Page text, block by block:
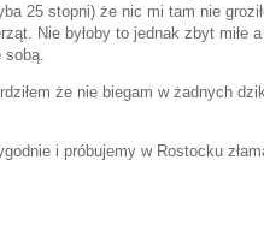
25 stopni) że nic mi tam nie
Nie byłoby to jednak zbyt miłe
sobą.
że nie biegam w żadnych
i próbujemy w Rostocku